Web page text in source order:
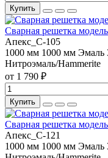
Купить
Сварная решетка
Апекс_С-105
1000 мм 1000 мм Эмаль
Нитроэмаль/Hammerite
от 1 790 ₽
Купить
Сварная решетка
Апекс_С-121
1000 мм 1000 мм Эмаль